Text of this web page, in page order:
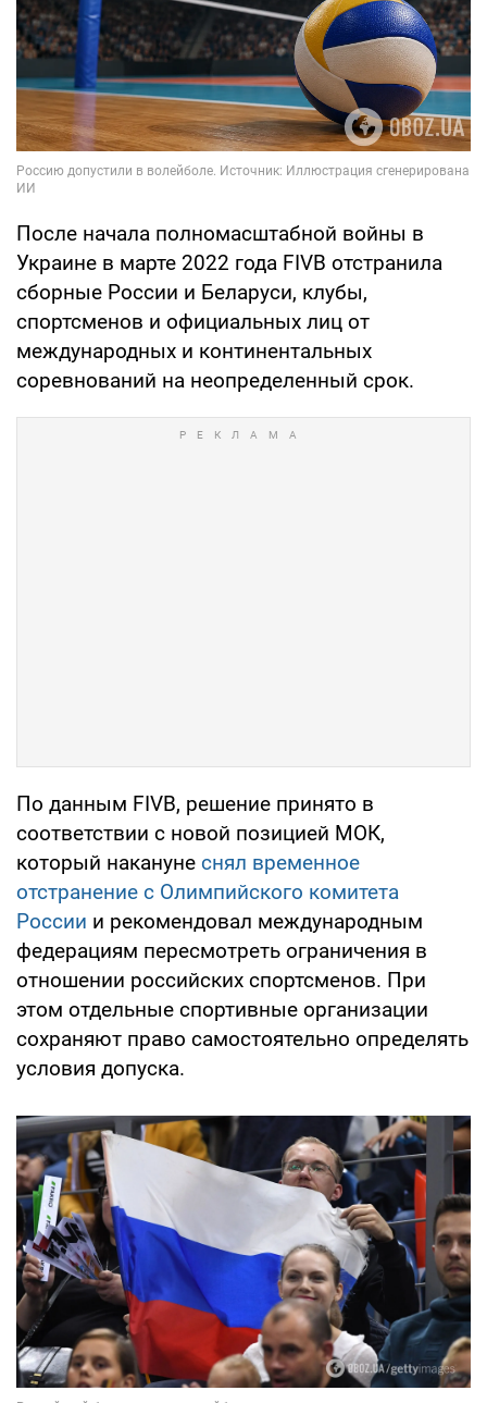
После начала полномасштабной войны в
Украине в марте 2022 года FIVB отстранила
сборные России и Беларуси, клубы,
спортсменов и официальных лиц от
международных и континентальных
соревнований на неопределенный срок.
По данным FIVB, решение принято в
соответствии с новой позицией МОК,
который накануне снял временное
отстранение с Олимпийского комитета
России и рекомендовал международным
федерациям пересмотреть ограничения в
отношении российских спортсменов. При
этом отдельные спортивные организации
сохраняют право самостоятельно определять
условия допуска.